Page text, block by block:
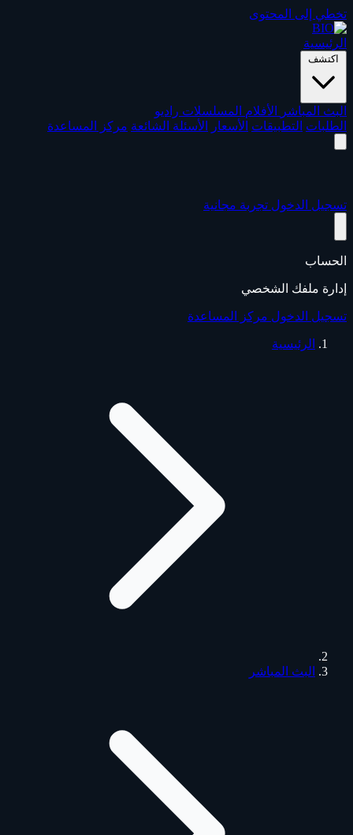
تخطي إلى المحتوى
الرئيسية
اكتشف
البث المباشر الأفلام المسلسلات راديو
الطلبات التطبيقات الأسعار الأسئلة الشائعة مركز المساعدة
تسجيل الدخول تجربة مجانية
الحساب
إدارة ملفك الشخصي
تسجيل الدخول مركز المساعدة
الرئيسية
البث المباشر